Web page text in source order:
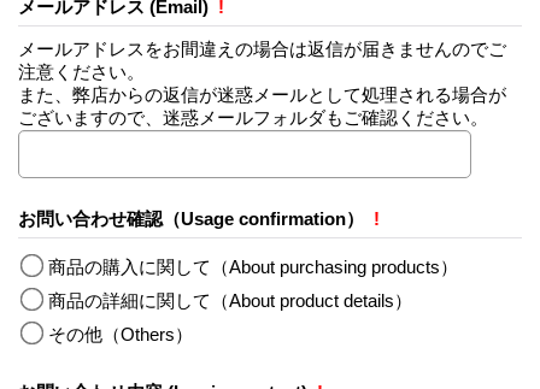
メールアドレス (Email) !
メールアドレスをお間違えの場合は返信が届きませんのでご
注意ください。
また、弊店からの返信が迷惑メールとして処理される場合が
ございますので、迷惑メールフォルダもご確認ください。
お問い合わせ確認（Usage confirmation） !
商品の購入に関して（About purchasing products）
商品の詳細に関して（About product details）
その他（Others）